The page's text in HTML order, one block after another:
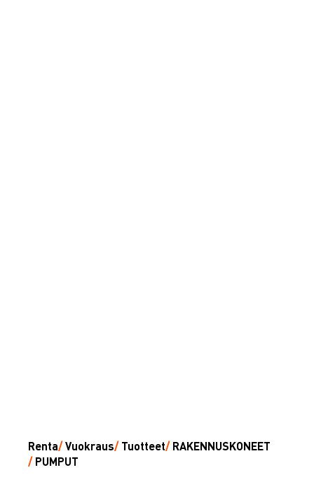
Renta/Vuokraus/ Tuotteet/ RAKENNUSKONEET
/ PUMPUT